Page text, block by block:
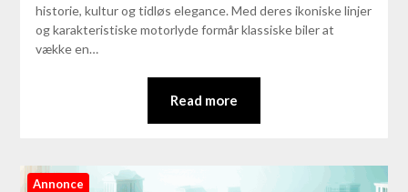
historie, kultur og tidløs elegance. Med deres ikoniske linjer
og karakteristiske motorlyde formår klassiske biler at
vække en…
Read more
Annonce